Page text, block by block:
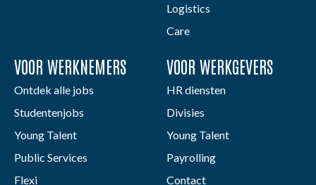
Logistics
Care
VOOR WERKNEMERS
Ontdek alle jobs
Studentenjobs
Young Talent
Public Services
Flexi
VOOR WERKGEVERS
HR diensten
Divisies
Young Talent
Payrolling
Contact